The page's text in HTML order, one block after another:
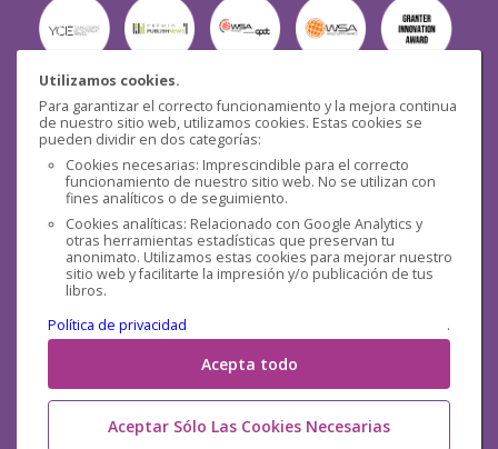
Utilizamos cookies.
Para garantizar el correcto funcionamiento y la mejora continua
de nuestro sitio web, utilizamos cookies. Estas cookies se
pueden dividir en dos categorías:
Cookies necesarias: Imprescindible para el correcto
funcionamiento de nuestro sitio web. No se utilizan con
fines analíticos o de seguimiento.
Cookies analíticas: Relacionado con Google Analytics y
otras herramientas estadísticas que preservan tu
anonimato. Utilizamos estas cookies para mejorar nuestro
sitio web y facilitarte la impresión y/o publicación de tus
libros.
Política de privacidad
.
Acepta todo
Aceptar Sólo Las Cookies Necesarias
Seguridad
Redes sociales